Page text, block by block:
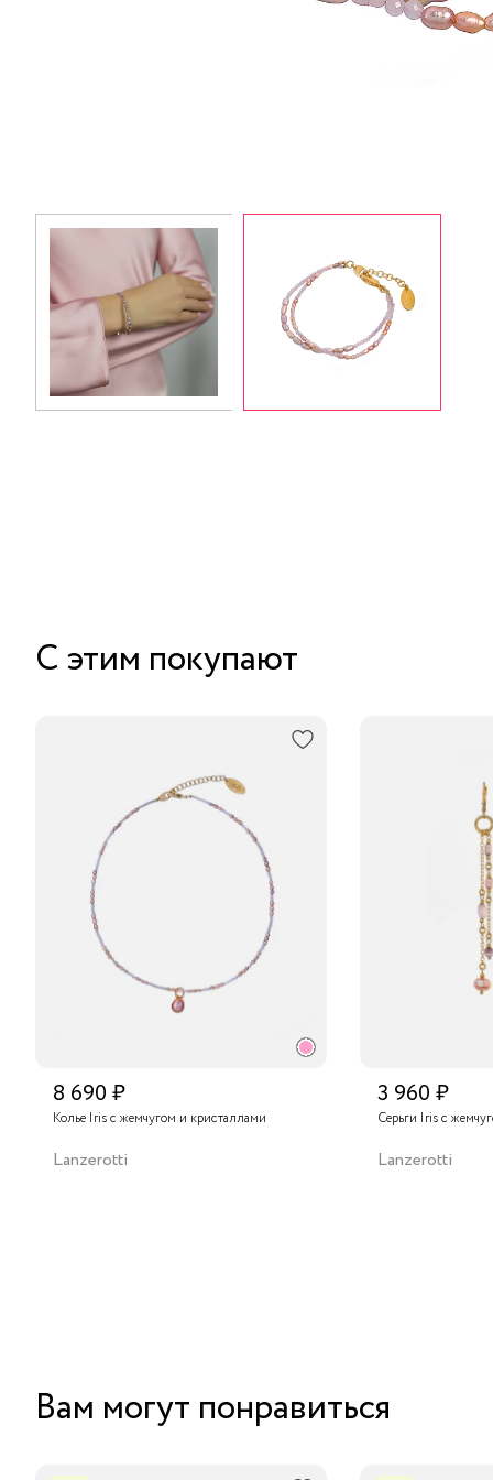
С этим покупают
8 690 ₽
Колье Iris с жемчугом и кристаллами
Lanzerotti
3 960 ₽
Серьги Iris с
Lanzerotti
Вам могут понравиться